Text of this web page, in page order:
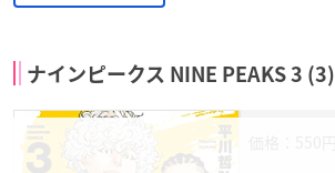
ナインピークス NINE PEAKS 3 (3)